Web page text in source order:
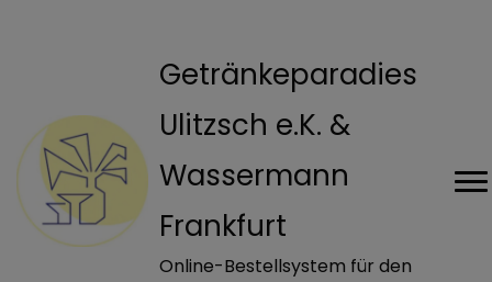
Getränkeparadies
Ulitzsch e.K. &
Wassermann
Frankfurt
Online-Bestellsystem für den